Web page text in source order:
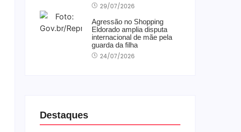
29/07/2026
Agressão no Shopping
Eldorado amplia disputa
internacional de mãe pela
guarda da filha
24/07/2026
Destaques